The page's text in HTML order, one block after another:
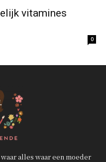
vitamines
0
alles waar een moeder